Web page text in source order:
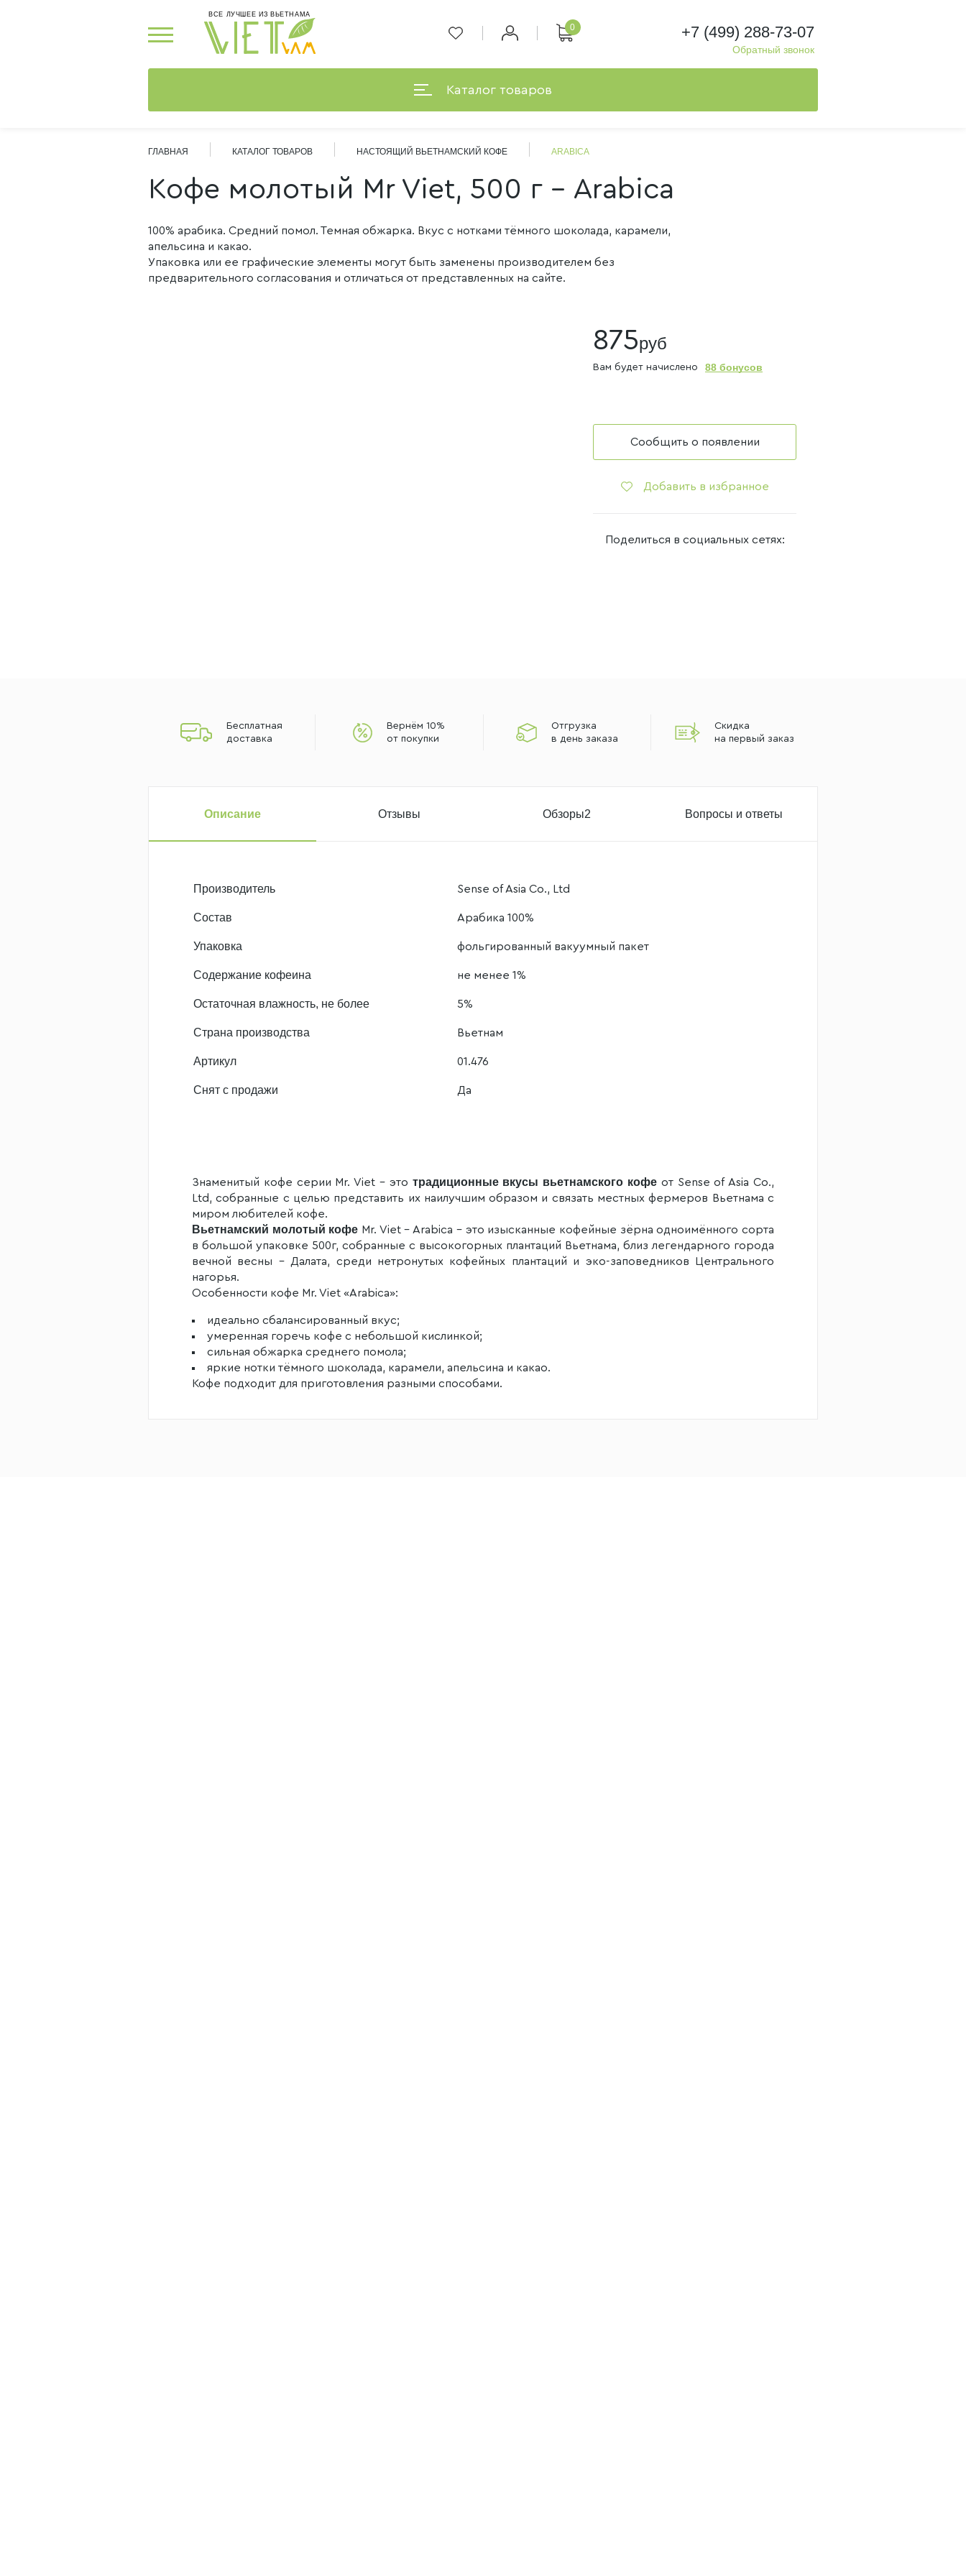
ВСЕ ЛУЧШЕЕ ИЗ ВЬЕТНАМА
0
Каталог товаров
+7 (499) 288-73-07
Обратный звонок
ГЛАВНАЯ КАТАЛОГ ТОВАРОВ НАСТОЯЩИЙ ВЬЕТНАМСКИЙ КОФЕ ARABICA
Кофе молотый Mr Viet, 500 г - Arabica
100% арабика. Средний помол. Темная обжарка. Вкус с нотками тёмного шоколада, карамели,
апельсина и какао.
Упаковка или ее графические элементы могут быть заменены производителем без
предварительного согласования и отличаться от представленных на сайте.
875руб
Вам будет начислено 88 бонусов
Сообщить о появлении
Добавить в избранное
Поделиться в социальных сетях:
Бесплатная
доставка
Вернём 10%
от покупки
Отгрузка
в день заказа
Скидка
на первый заказ
Описание Отзывы Обзоры2 Вопросы и ответы
Производитель Sense of Asia Co., Ltd
Состав Арабика 100%
Упаковка фольгированный вакуумный пакет
Содержание кофеина не менее 1%
Остаточная влажность, не более 5%
Страна производства Вьетнам
Артикул 01.476
Снят с продажи Да
Знаменитый кофе серии Mr. Viet – это традиционные вкусы вьетнамского кофе от Sense of Asia Co.,
Ltd, собранные с целью представить их наилучшим образом и связать местных фермеров Вьетнама с
миром любителей кофе.
Вьетнамский молотый кофе Mr. Viet – Arabica – это изысканные кофейные зёрна одноимённого сорта
в большой упаковке 500г, собранные с высокогорных плантаций Вьетнама, близ легендарного города
вечной весны – Далата, среди нетронутых кофейных плантаций и эко-заповедников Центрального
нагорья.
Особенности кофе Mr. Viet «Arabica»:
идеально сбалансированный вкус;
умеренная горечь кофе с небольшой кислинкой;
сильная обжарка среднего помола;
яркие нотки тёмного шоколада, карамели, апельсина и какао.
Кофе подходит для приготовления разными способами.